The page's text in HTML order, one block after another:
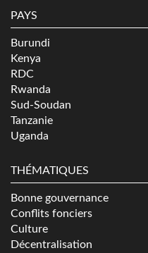
PAYS
Burundi
Kenya
RDC
Rwanda
Sud-Soudan
Tanzanie
Uganda
THÉMATIQUES
Bonne gouvernance
Conflits fonciers
Culture
Décentralisation